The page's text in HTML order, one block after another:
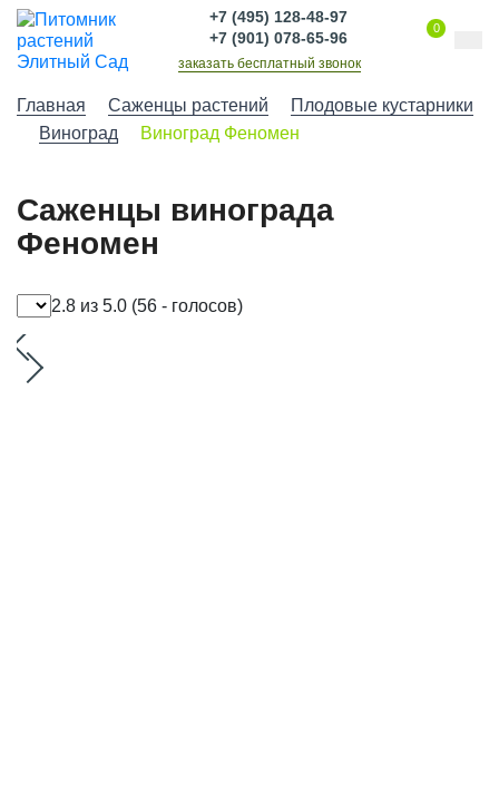
+7 (495) 128-48-97
+7 (901) 078-65-96
заказать бесплатный звонок
0
Главная Саженцы растений
Плодовые кустарники
Виноград
Виноград Феномен
Саженцы винограда
Феномен
2.8 из 5.0 (56 - голосов)